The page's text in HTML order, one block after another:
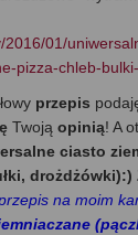
2016/01/
pizza-chleb-
przepis
Twoją opinią! A
ciasto
drożdżówki):)
na moim